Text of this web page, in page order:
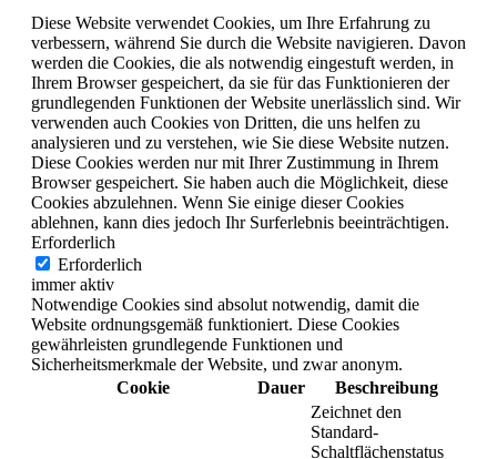
Diese Website verwendet Cookies, um Ihre Erfahrung zu
verbessern, während Sie durch die Website navigieren. Davon
werden die Cookies, die als notwendig eingestuft werden, in
Ihrem Browser gespeichert, da sie für das Funktionieren der
grundlegenden Funktionen der Website unerlässlich sind. Wir
verwenden auch Cookies von Dritten, die uns helfen zu
analysieren und zu verstehen, wie Sie diese Website nutzen.
Diese Cookies werden nur mit Ihrer Zustimmung in Ihrem
Browser gespeichert. Sie haben auch die Möglichkeit, diese
Cookies abzulehnen. Wenn Sie einige dieser Cookies
ablehnen, kann dies jedoch Ihr Surferlebnis beeinträchtigen.
Erforderlich
Erforderlich
immer aktiv
Notwendige Cookies sind absolut notwendig, damit die
Website ordnungsgemäß funktioniert. Diese Cookies
gewährleisten grundlegende Funktionen und
Sicherheitsmerkmale der Website, und zwar anonym.
Cookie
Dauer Beschreibung
Zeichnet den
Standard-
Schaltflächenstatus